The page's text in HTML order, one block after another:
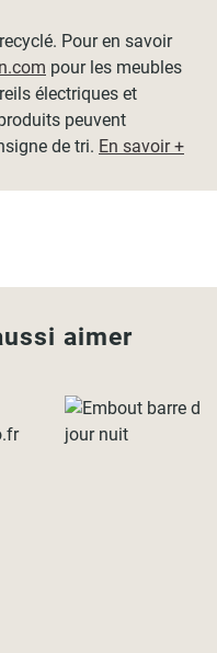
Pour en savoir
pour les meubles
électriques et
peuvent
de tri. En savoir +
aimer